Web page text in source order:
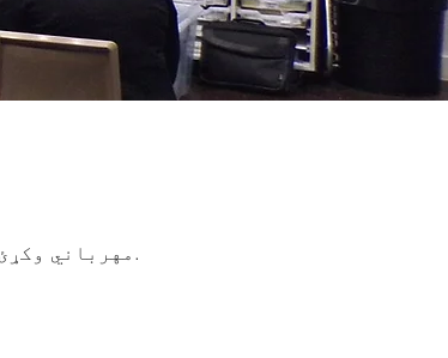
مهرباني وکړئ د زده کونکي مالي په اړه د نورو معلوماتو لپاره لاندې وګورئ.